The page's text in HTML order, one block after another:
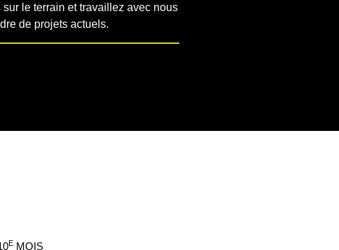
sur le terrain et travaillez avec nous
de projets actuels.
EMOIS